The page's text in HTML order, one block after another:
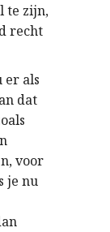
te zijn,
recht
er als
dat
voor
je nu